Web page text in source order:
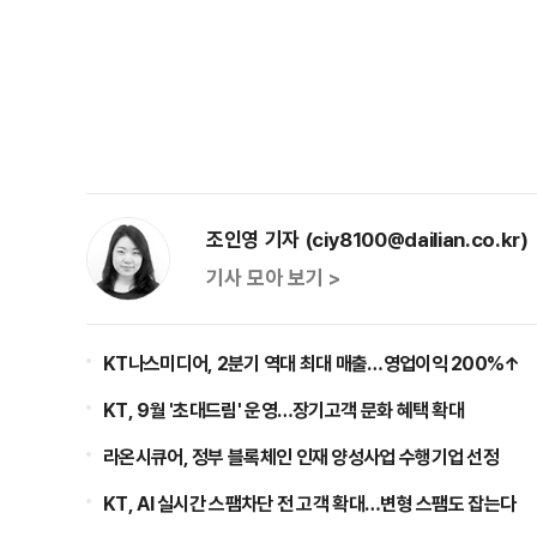
조인영 기자 (ciy8100@dailian.co.kr)
기사 모아 보기 >
KT나스미디어, 2분기 역대 최대 매출…영업이익 200%↑
KT, 9월 '초대드림' 운영…장기고객 문화 혜택 확대
라온시큐어, 정부 블록체인 인재 양성사업 수행기업 선정
KT, AI 실시간 스팸차단 전 고객 확대…변형 스팸도 잡는다